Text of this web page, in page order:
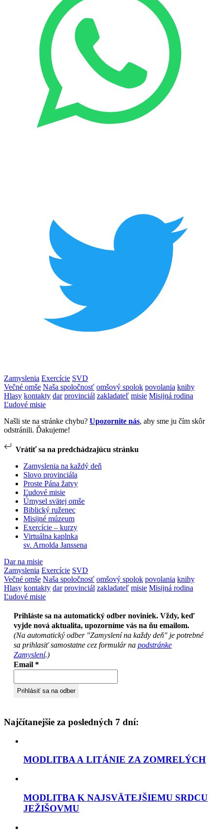
Zamyslenia Exercície SVD
Večné omše Naša spoločnosť omšový spolok povolania knihy
Hlasy kontakty dar provinciál zakladateľ misie Misijná rodina
Ľudové misie
Našli ste na stránke chybu? Upozornite nás, aby sme ju čím skôr
odstránili. Ďakujeme!
Vrátiť sa na predchádzajúcu stránku
Zamyslenia na každý deň
Slovo provinciála
Proste Pána žatvy
Ľudové misie
Úmysel svätej omše
Biblický ruženec
Misijné múzeum
Exercície – kurzy
Virtuálna kaplnka
sv. Arnolda Janssena
Dar na misie
Zamyslenia Exercície SVD
Večné omše Naša spoločnosť omšový spolok povolania knihy
Hlasy kontakty dar provinciál zakladateľ misie Misijná rodina
Ľudové misie
Prihláste sa na automatický odber noviniek. Vždy, keď
vyjde nová aktualita, upozorníme vás na ňu emailom.
(Na automatický odber "Zamyslení na každy deň" je potrebné
sa prihlasiť samostatne cez formulár na podstránke
Zamyslení.)
Email *
Najčítanejšie za posledných 7 dní:
MODLITBA A LITÁNIE ZA ZOMRELÝCH
MODLITBA K NAJSVÄTEJŠIEMU SRDCU
JEŽIŠOVMU